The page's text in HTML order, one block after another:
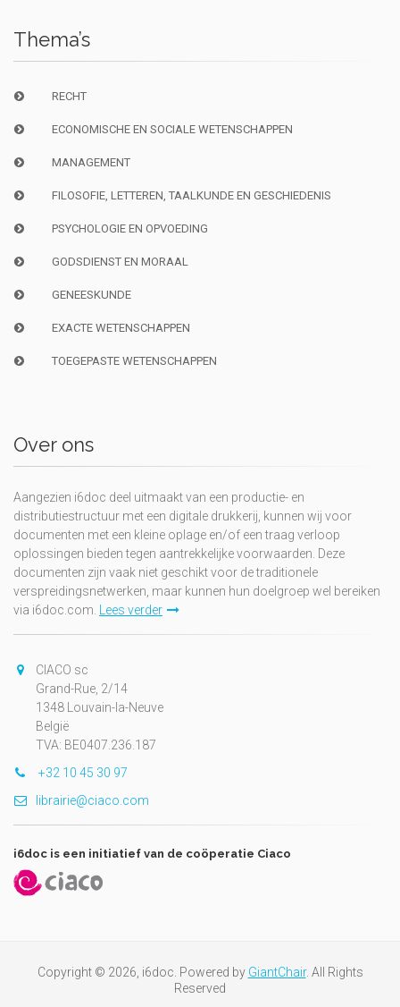
Thema’s
RECHT
ECONOMISCHE EN SOCIALE WETENSCHAPPEN
MANAGEMENT
FILOSOFIE, LETTEREN, TAALKUNDE EN GESCHIEDENIS
PSYCHOLOGIE EN OPVOEDING
GODSDIENST EN MORAAL
GENEESKUNDE
EXACTE WETENSCHAPPEN
TOEGEPASTE WETENSCHAPPEN
Over ons
Aangezien i6doc deel uitmaakt van een productie- en
distributiestructuur met een digitale drukkerij, kunnen wij voor
documenten met een kleine oplage en/of een traag verloop
oplossingen bieden tegen aantrekkelijke voorwaarden. Deze
documenten zijn vaak niet geschikt voor de traditionele
verspreidingsnetwerken, maar kunnen hun doelgroep wel bereiken
via i6doc.com. Lees verder
CIACO sc
Grand-Rue, 2/14
1348 Louvain-la-Neuve
België
TVA: BE0407.236.187
+32 10 45 30 97
librairie@ciaco.com
i6doc is een initiatief van de coöperatie Ciaco
Copyright © 2026, i6doc. Powered by GiantChair. All Rights
Reserved